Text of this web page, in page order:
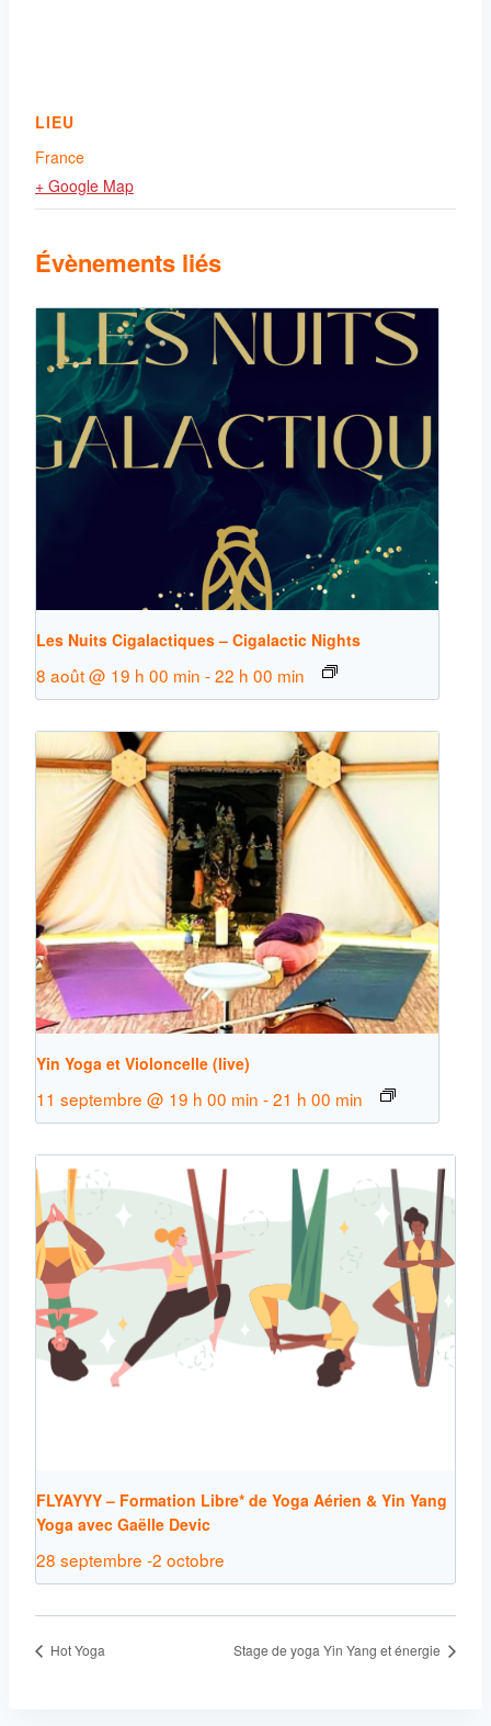
LIEU
France
+ Google Map
Évènements liés
Les Nuits Cigalactiques – Cigalactic Nights
8 août @ 19 h 00 min -22 h 00 min
Yin Yoga et Violoncelle (live)
11 septembre @ 19 h 00 min -21 h 00 min
FLYAYYY – Formation Libre* de Yoga Aérien & Yin Yang
Yoga avec Gaëlle Devic
28 septembre -2 octobre
Hot Yoga Stage de yoga Yin Yang et énergie